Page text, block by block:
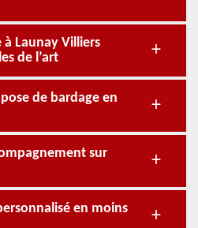
à Launay Villiers
de l’art
de bardage en
sur
en moins